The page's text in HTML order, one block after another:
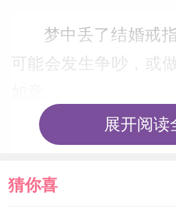
梦中丢了结婚戒
可能会发生争吵，或
如果梦见有人送
钱财收入。
展开阅读
猜你喜